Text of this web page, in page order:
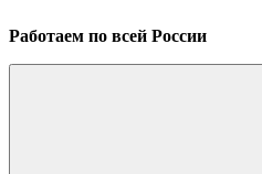
Работаем по всей России